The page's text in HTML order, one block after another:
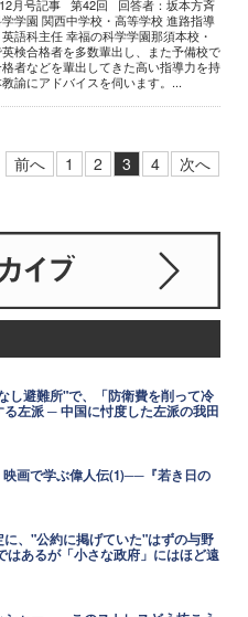
月号記事 第42回 回答者：坂本方斉
学園 関西中学校・高等学校 進路指導
語科主任 幸福の科学学園那須本校・
検合格者を多数輩出し、また予備校で
者などを輩出してきた高い指導力を持
諭にアドバイスを伺います。...
前へ 1 2 3 4 次へ
し避難所"で、「防衛費を削って冷
左派 ─ 中国に忖度した左派の我田
映画で学ぶ偉人伝(1)──『若き日の
、"公約に掲げていた"はずの与野
はあるが「小さな政府」にはほど遠